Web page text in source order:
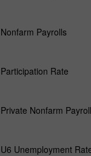
Nonfarm Payrolls
Participation Rate
Private Nonfarm
U6 Unemployment